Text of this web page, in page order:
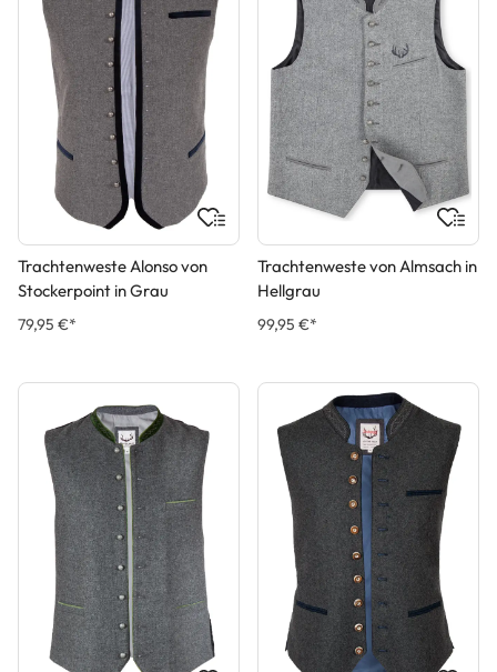
Trachtenweste Alonso von
Stockerpoint in Grau
79,95 €*
Trachtenweste von Almsach in
Hellgrau
99,95 €*